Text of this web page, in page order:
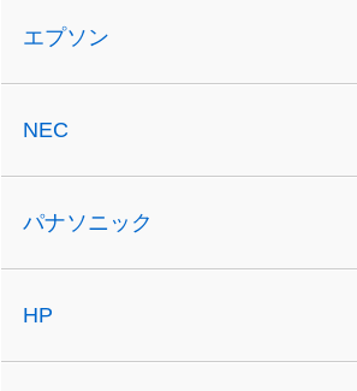
エプソン
NEC
パナソニック
HP